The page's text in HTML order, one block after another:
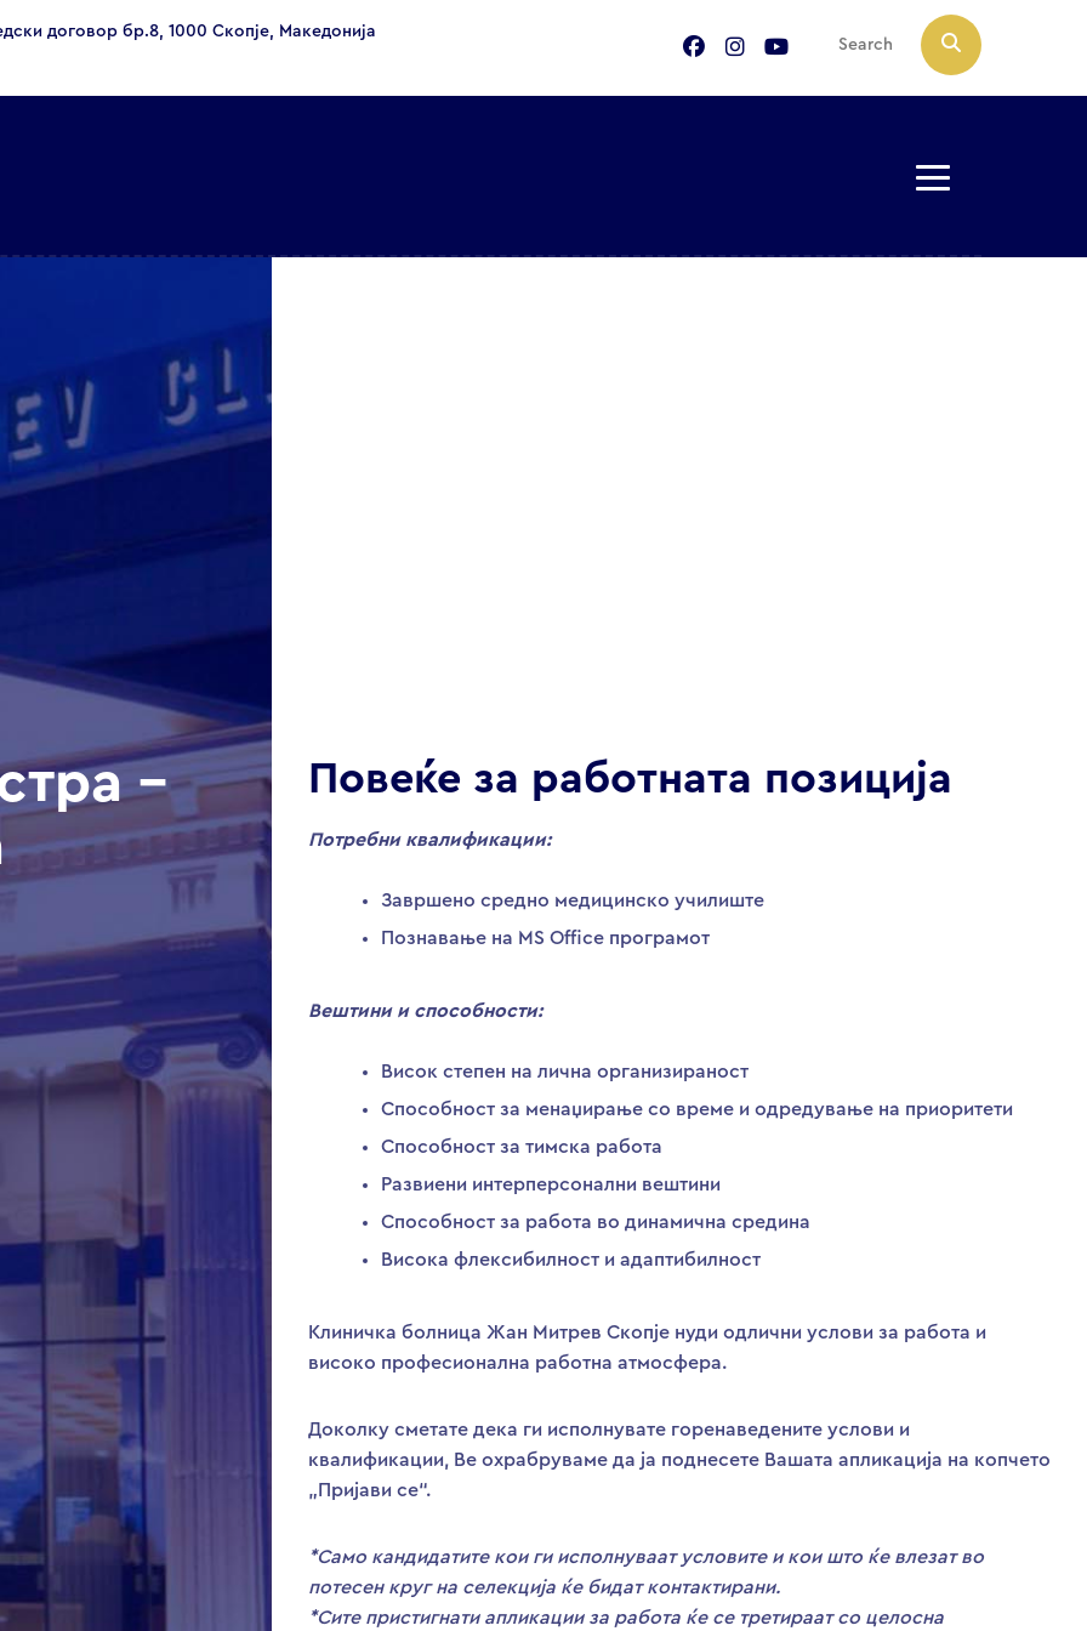
договор бр.8, 1000 Скопје, Македонија
–
Повеќе за работната позиција
Потребни квалификации:
Завршено средно медицинско училиште
Познавање на MS Office програмот
Вештини и способности:
Висок степен на лична организираност
Способност за менаџирање со време и одредување на приоритети
Способност за тимска работа
Развиени интерперсонални вештини
Способност за работа во динамична средина
Висока флексибилност и адаптибилност
Клиничка болница Жан Митрев Скопје нуди одлични услови за работа и
високо професиoнална работна атмосфера.
Доколку сметате дека ги исполнувате горенаведените услови и
квалификации, Ве охрабруваме да ја поднесете Вашата апликација на копчето
„Пријави се“.
*Само кандидатите кои ги исполнуваат условите и кои што ќе влезат во
потесен круг на селекција ќе бидат контактирани.
*Сите пристигнати апликации за работа ќе се третираат со целосна